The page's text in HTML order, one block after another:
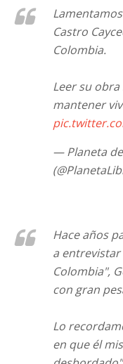
Castro
Colombia.
Leer su
mantener
— Planeta
Hace años
a
Colombia",
con gran
Lo
en que él